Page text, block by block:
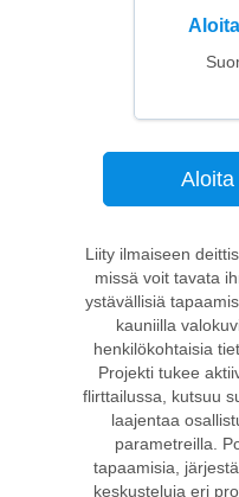
Aloita
Liity ilmaiseen
missä voit tavata
ystävällisiä
kauniilla
henkilökohtaisia
Projekti tukee
flirttailussa, kutsuu
laajentaa
parametreilla.
tapaamisia,
keskusteluja eri